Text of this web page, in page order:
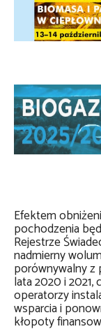
Efektem
pochodzenia
Rejestrze
nadmierny
porównywalny
lata 2020 i 2021,
operatorzy
wsparcia i
kłopoty